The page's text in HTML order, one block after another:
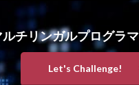
チリンガルプログラマ
Let's Challenge!